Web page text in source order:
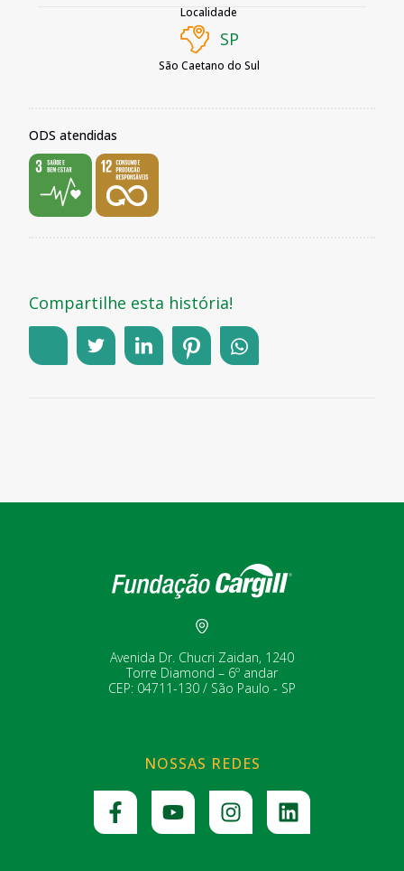
Localidade
SP
São Caetano do Sul
ODS atendidas
Compartilhe esta história!
Avenida Dr. Chucri Zaidan, 1240
Torre Diamond – 6º andar
CEP: 04711-130 / São Paulo - SP
NOSSAS REDES